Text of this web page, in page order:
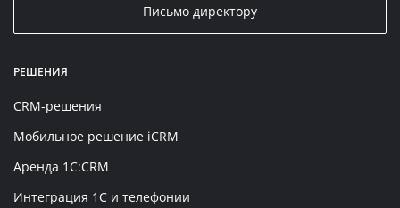
Письмо директору
РЕШЕНИЯ
CRM-решения
Мобильное решение iCRM
Аренда 1C:CRM
Интеграция 1С и телефонии